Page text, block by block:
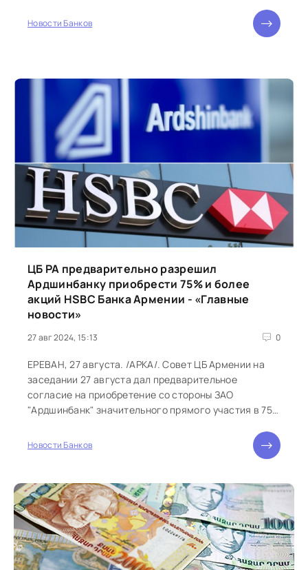
«Ераз». Банк также выступил финансовым
Новости Банков
ЦБ РА предварительно разрешил
Ардшинбанку приобрести 75% и более
aкций HSBC Банка Армении - «Главные
новости»
27 авг 2024, 15:13 0
ЕРЕВАН, 27 августа. /АРКА/. Совет ЦБ Армении на
заседании 27 августа дал предварительное
согласие на приобретение со стороны ЗАО
"Ардшинбанк" значительного прямого участия в 75 и
Новости Банков